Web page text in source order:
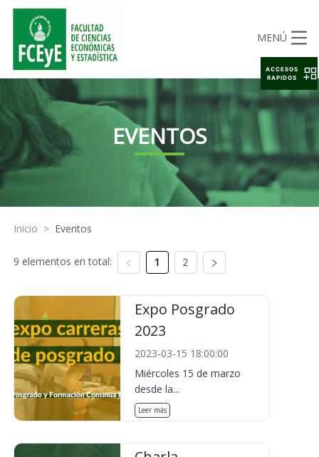
MENÚ
EVENTOS
Inicio > Eventos
9 elementos en total: 1 2
Expo Posgrado
2023
2023-03-15 18:00:00
Miércoles 15 de marzo
desde la...
Leer más
ACCESOS
RAPIDOS